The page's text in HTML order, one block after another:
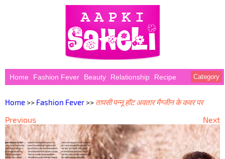
Home Fashion Fever Beauty Relationship Recipe Category
Home >> Fashion Fever >> तापसी पन्नू हॉट अवतार मैग्जीन के कवर पर
Previous Next